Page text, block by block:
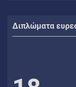
Διπλώματα